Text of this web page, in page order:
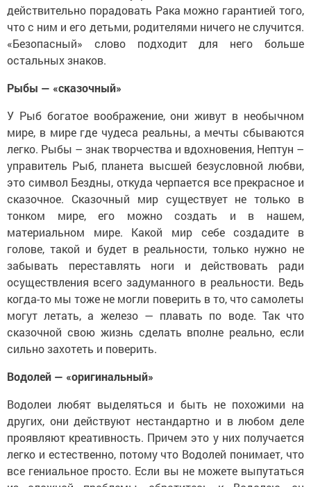
действительно порадовать Рака можно гарантией того,
что с ним и его детьми, родителями ничего не случится.
«Безопасный» слово подходит для него больше
остальных знаков.
Рыбы — «сказочный»
У Рыб богатое воображение, они живут в необычном
мире, в мире где чудеса реальны, а мечты сбываются
легко. Рыбы – знак творчества и вдохновения, Нептун –
управитель Рыб, планета высшей безусловной любви,
это символ Бездны, откуда черпается все прекрасное и
сказочное. Сказочный мир существует не только в
тонком мире, его можно создать и в нашем,
материальном мире. Какой мир себе создадите в
голове, такой и будет в реальности, только нужно не
забывать переставлять ноги и действовать ради
осуществления всего задуманного в реальности. Ведь
когда-то мы тоже не могли поверить в то, что самолеты
могут летать, а железо — плавать по воде. Так что
сказочной свою жизнь сделать вполне реально, если
сильно захотеть и поверить.
Водолей — «оригинальный»
Водолеи любят выделяться и быть не похожими на
других, они действуют нестандартно и в любом деле
проявляют креативность. Причем это у них получается
легко и естественно, потому что Водолей понимает, что
все гениальное просто. Если вы не можете выпутаться